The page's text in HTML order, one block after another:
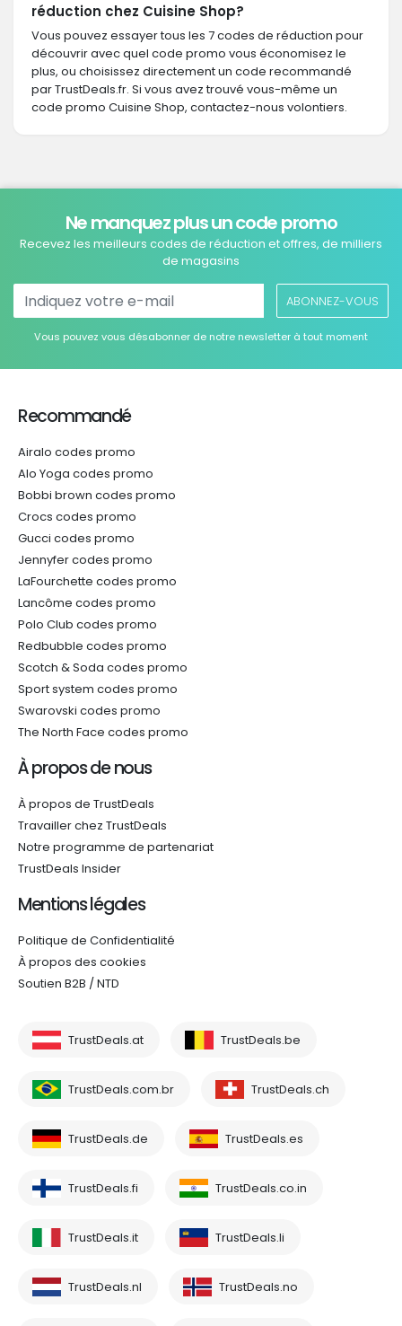
réduction chez Cuisine Shop?
Vous pouvez essayer tous les 7 codes de réduction pour
découvrir avec quel code promo vous économisez le
plus, ou choisissez directement un code recommandé
par TrustDeals.fr. Si vous avez trouvé vous-même un
code promo Cuisine Shop, contactez-nous volontiers.
Ne manquez plus un code promo
Recevez les meilleurs codes de réduction et offres, de milliers
de magasins
ABONNEZ-VOUS
Vous pouvez vous désabonner de notre newsletter à tout moment
Recommandé
Airalo codes promo
Alo Yoga codes promo
Bobbi brown codes promo
Crocs codes promo
Gucci codes promo
Jennyfer codes promo
LaFourchette codes promo
Lancôme codes promo
Polo Club codes promo
Redbubble codes promo
Scotch & Soda codes promo
Sport system codes promo
Swarovski codes promo
The North Face codes promo
À propos de nous
À propos de TrustDeals
Travailler chez TrustDeals
Notre programme de partenariat
TrustDeals Insider
Mentions légales
Politique de Confidentialité
À propos des cookies
Soutien B2B / NTD
TrustDeals.at TrustDeals.be
TrustDeals.com.br TrustDeals.ch
TrustDeals.de TrustDeals.es
TrustDeals.fi TrustDeals.co.in
TrustDeals.it TrustDeals.li
TrustDeals.nl TrustDeals.no